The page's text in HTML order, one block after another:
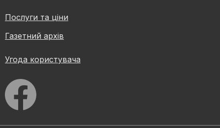
Послуги та ціни
Газетний архів
Угода користувача